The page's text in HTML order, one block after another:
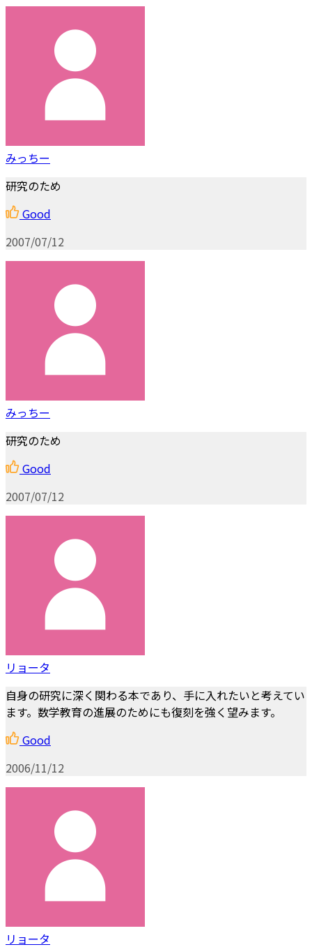
みっちー
研究のため
Good
2007/07/12
みっちー
研究のため
Good
2007/07/12
リョータ
自身の研究に深く関わる本であり、手に入れたいと考えてい
ます。数学教育の進展のためにも復刻を強く望みます。
Good
2006/11/12
リョータ